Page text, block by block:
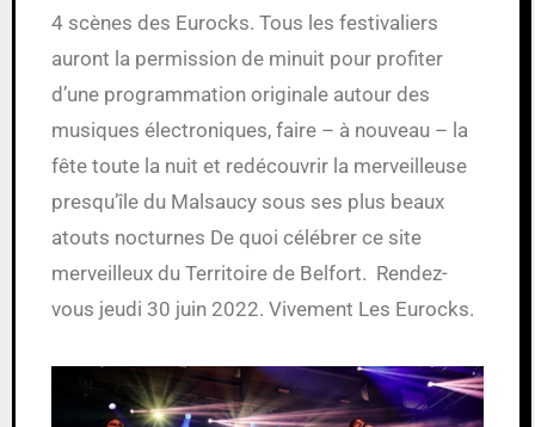
4 scènes des Eurocks. Tous les festivaliers
auront la permission de minuit pour profiter
d’une programmation originale autour des
musiques électroniques, faire – à nouveau – la
fête toute la nuit et redécouvrir la merveilleuse
presqu’île du Malsaucy sous ses plus beaux
atouts nocturnes De quoi célébrer ce site
merveilleux du Territoire de Belfort. Rendez-
vous jeudi 30 juin 2022. Vivement Les Eurocks.